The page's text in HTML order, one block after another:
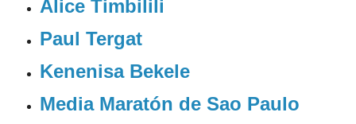
Alice Timbilili
Paul Tergat
Kenenisa Bekele
Media Maratón de Sao Paulo